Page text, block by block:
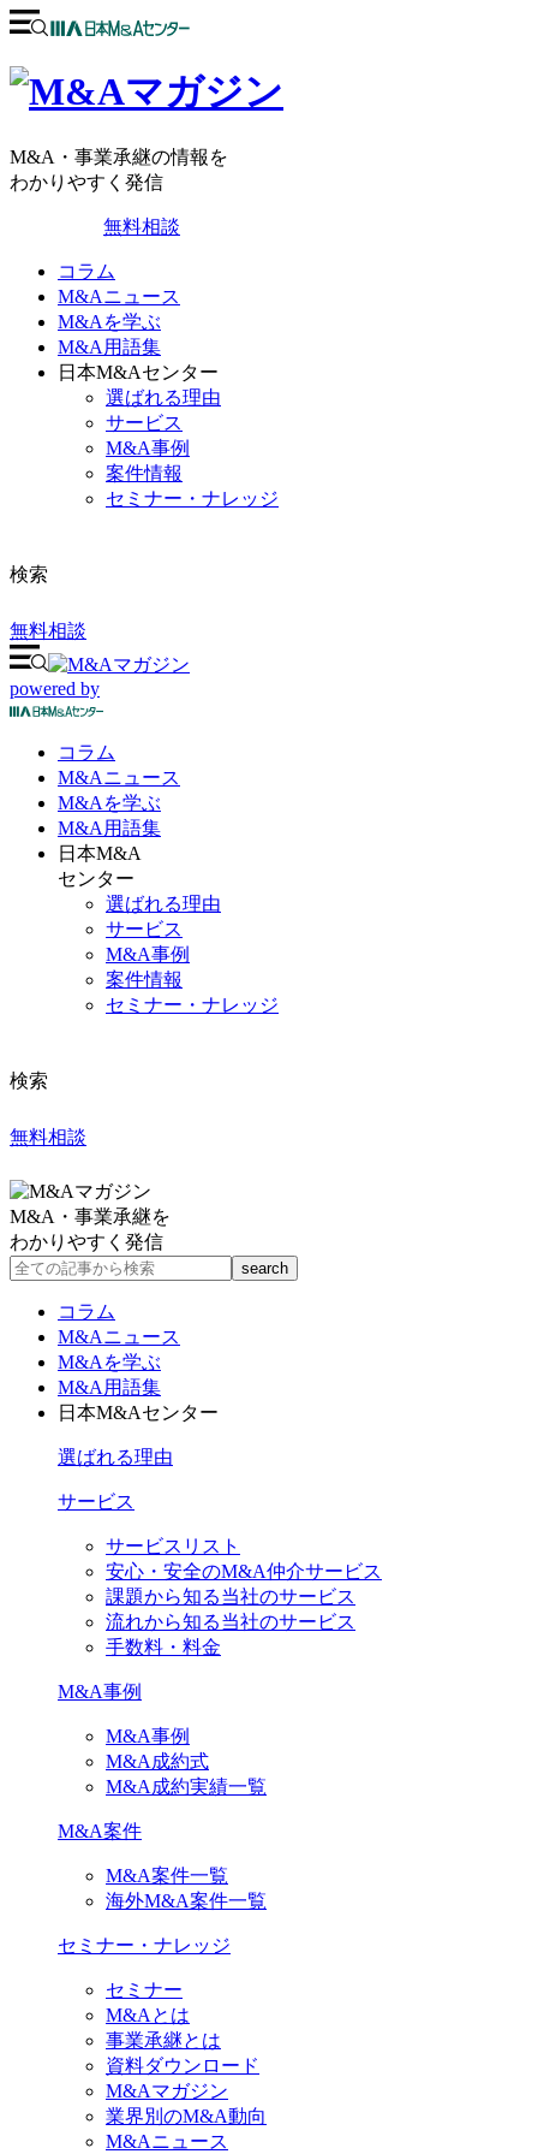
M&A・事業承継の情報を
わかりやすく発信
無料相談
コラム
M&Aニュース
M&Aを学ぶ
M&A用語集
日本M&Aセンター
選ばれる理由
サービス
M&A事例
案件情報
セミナー・ナレッジ
検索
無料相談
powered by
コラム
M&Aニュース
M&Aを学ぶ
M&A 用語集
日本M&A
センター
選ばれる理由
サービス
M&A事例
案件情報
セミナー・ナレッジ
検索
無料相談
M&A・事業承継を
わかりやすく発信
コラム
M&Aニュース
M&Aを学ぶ
M&A用語集
日本M&Aセンター
選ばれる理由
サービス
サービスリスト
安心・安全のM&A仲介サービス
課題から知る当社のサービス
流れから知る当社のサービス
手数料・料金
M&A事例
M&A事例
M&A成約式
M&A成約実績一覧
M&A案件
M&A案件一覧
海外M&A案件一覧
セミナー・ナレッジ
セミナー
M&Aとは
事業承継とは
資料ダウンロード
M&Aマガジン
業界別のM&A動向
M&Aニュース